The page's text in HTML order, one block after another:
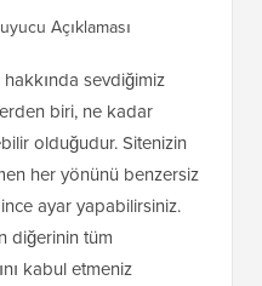
Açıklaması
sevdiğimiz
biri, ne kadar
olduğudur. Sitenizin
her yönünü benzersiz
ayar yapabilirsiniz.
diğerinin tüm
kabul etmeniz